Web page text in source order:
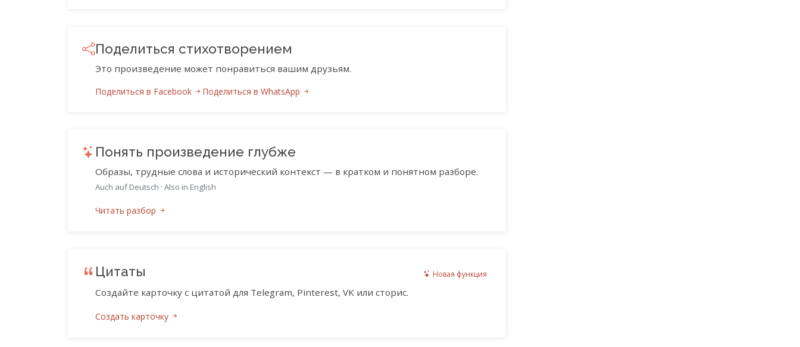
Поделиться стихотворением
Это произведение может понравиться вашим друзьям.
Поделиться в Facebook Поделиться в WhatsApp
Понять произведение глубже
Образы, трудные слова и исторический контекст — в кратком и понятном разборе.
Auch auf Deutsch · Also in English
Читать разбор
Цитаты Новая функция
Создайте карточку с цитатой для Telegram, Pinterest, VK или сторис.
Создать карточку